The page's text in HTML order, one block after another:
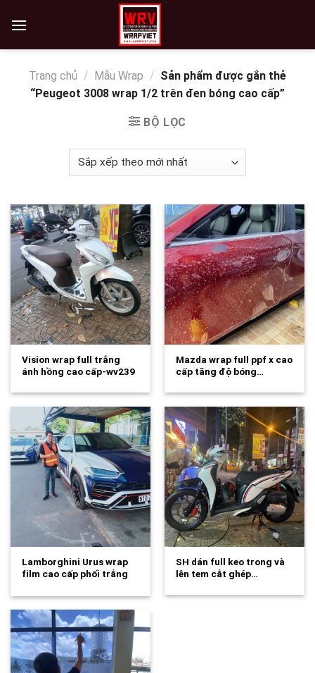
Trang chủ / Mẫu Wrap / Sản phẩm được gắn thẻ
“Peugeot 3008 wrap 1/2 trên đen bóng cao cấp”
BỘ LỌC
Vision wrap full trắng
ánh hồng cao cấp-wv239
Mazda wrap full ppf x cao
cấp tăng độ bóng…
Lamborghini Urus wrap
film cao cấp phối trắng
SH dán full keo trong và
lên tem cắt ghép…